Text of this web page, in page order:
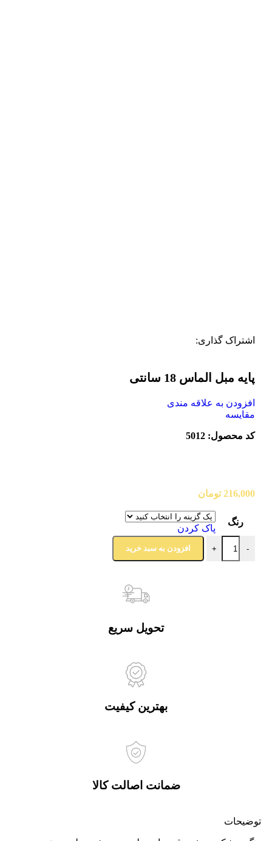
اشتراک گذاری:
پایه مبل الماس 18 سانتی
افزودن به علاقه مندی
مقایسه
کد محصول: 5012
216,000 تومان
رنگ
پاک کردن
-
+ افزودن به سبد خرید
تحویل سریع
بهترین کیفیت
ضمانت اصالت کالا
توضیحات